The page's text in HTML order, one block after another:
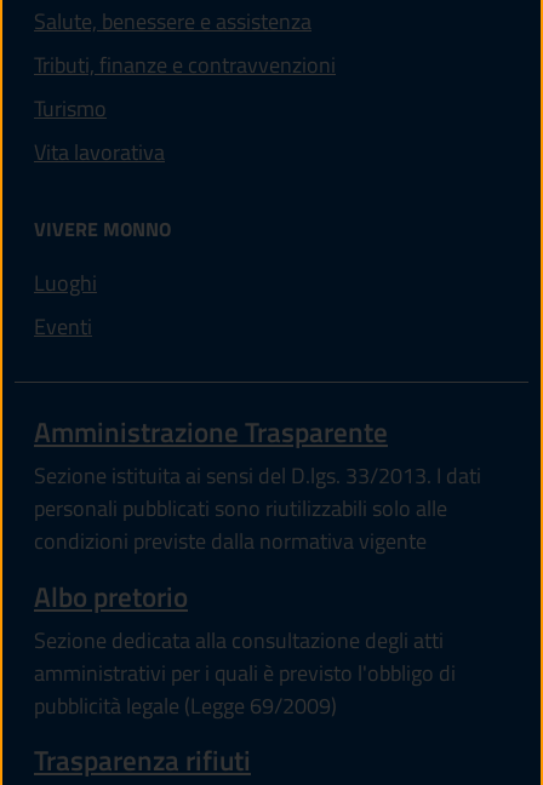
Salute, benessere e assistenza
Tributi, finanze e contravvenzioni
Turismo
Vita lavorativa
VIVERE MONNO
Luoghi
Eventi
Amministrazione Trasparente
Sezione istituita ai sensi del D.lgs. 33/2013. I dati
personali pubblicati sono riutilizzabili solo alle
condizioni previste dalla normativa vigente
Albo pretorio
Sezione dedicata alla consultazione degli atti
amministrativi per i quali è previsto l'obbligo di
pubblicità legale (Legge 69/2009)
Trasparenza rifiuti